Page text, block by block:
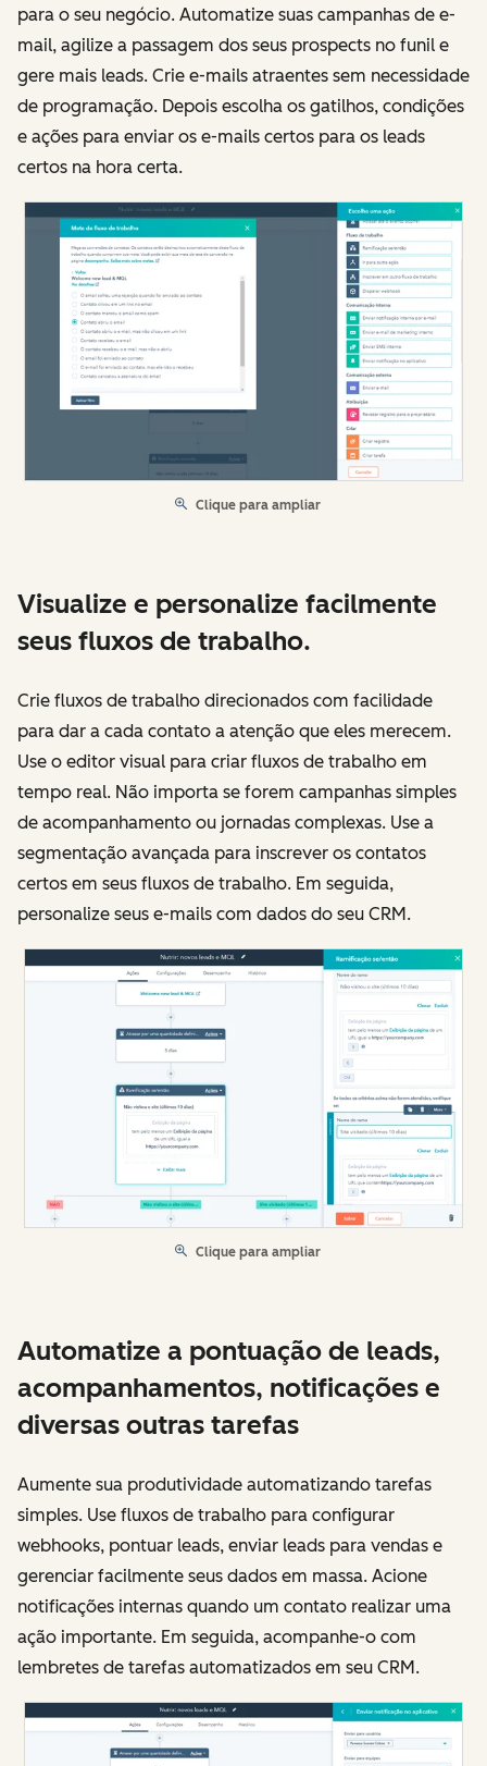
para o seu negócio. Automatize suas campanhas de e-
mail, agilize a passagem dos seus prospects no funil e
gere mais leads. Crie e-mails atraentes sem necessidade
de programação. Depois escolha os gatilhos, condições
e ações para enviar os e-mails certos para os leads
certos na hora certa.
Clique para ampliar
Visualize e personalize facilmente
seus fluxos de trabalho.
Crie fluxos de trabalho direcionados com facilidade
para dar a cada contato a atenção que eles merecem.
Use o editor visual para criar fluxos de trabalho em
tempo real. Não importa se forem campanhas simples
de acompanhamento ou jornadas complexas. Use a
segmentação avançada para inscrever os contatos
certos em seus fluxos de trabalho. Em seguida,
personalize seus e-mails com dados do seu CRM.
Clique para ampliar
Automatize a pontuação de leads,
acompanhamentos, notificações e
diversas outras tarefas
Aumente sua produtividade automatizando tarefas
simples. Use fluxos de trabalho para configurar
webhooks, pontuar leads, enviar leads para vendas e
gerenciar facilmente seus dados em massa. Acione
notificações internas quando um contato realizar uma
ação importante. Em seguida, acompanhe-o com
lembretes de tarefas automatizados em seu CRM.